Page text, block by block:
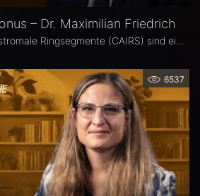
– Dr. Maximilian Friedrich
6537